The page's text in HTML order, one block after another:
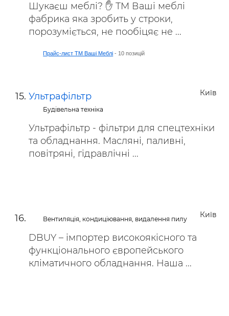
Шукаєш меблі? ✋ ТМ Ваші меблі
фабрика яка зробить у строки,
порозуміється, не пообіцяє не ...
Прайс-лист ТМ Ваші Меблі - 10 позицій
Київ
Ультрафільтр
Будівельна техніка
Ультрафільтр - фільтри для спецтехніки
та обладнання. Масляні, паливні,
повітряні, гідравлічні ...
Київ
Вентиляція, кондиціювання, видалення пилу
DBUY – імпортер високоякісного та
функціонального європейського
кліматичного обладнання. Наша ...